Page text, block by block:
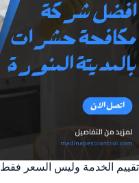
تقييم الخدمة وليس السعر فقط